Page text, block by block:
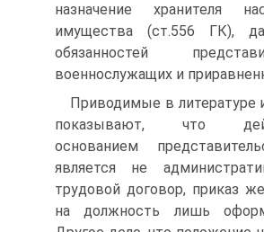
назначение хранителя
имущества (ст.556 ГК),
обязанностей
военнослужащих и
Приводимые в литературе
показывают, что
основанием
является не
трудовой договор, приказ
на должность лишь